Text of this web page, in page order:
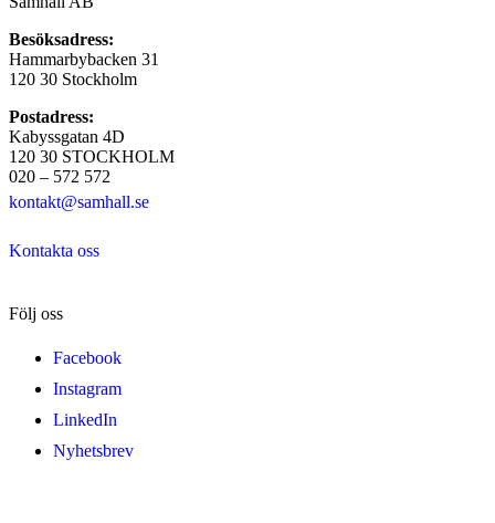
Besöksadress:
Hammarbybacken 31
120 30 Stockholm
Postadress:
Kabyssgatan 4D
120 30 STOCKHOLM
020 – 572 572
kontakt@samhall.se
Kontakta oss
Följ oss
Facebook
Instagram
LinkedIn
Nyhetsbrev